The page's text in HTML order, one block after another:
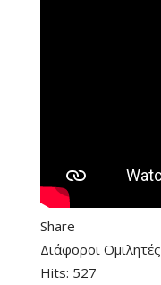
Share
Διάφοροι Ομιλητές
Hits: 527